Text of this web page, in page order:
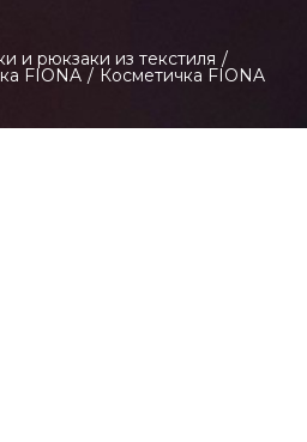
и рюкзаки из текстиля /
FIONA / Косметичка FIONA